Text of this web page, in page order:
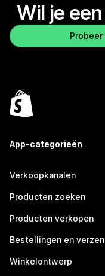
Wil je
App-categorieën
Verkoopkanalen
Producten zoeken
Producten verkopen
Bestellingen en
Winkelontwerp